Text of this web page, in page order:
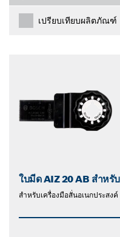
เปรียบเทียบผลิตภัณฑ์
ใบมีด AIZ 20 AB สำหรั
สำหรับเครื่องมือสั่นอเนกประสงค์